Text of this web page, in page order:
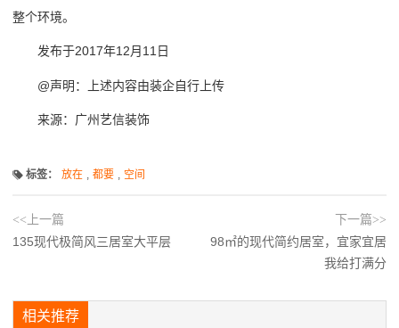
整个环境。
发布于2017年12月11日
@声明：上述内容由装企自行上传
来源：广州艺信装饰
标签： 放在 , 都要 , 空间
<<上一篇
135现代极简风三居室大平层
下一篇>>
98㎡的现代简约居室，宜家宜居
我给打满分
相关推荐